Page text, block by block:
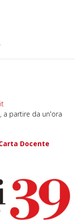
a partire da un'ora
Docente